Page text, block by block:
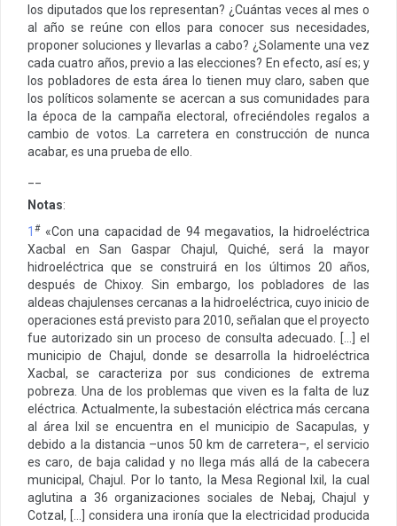
los diputados que los representan? ¿Cuántas veces al mes o
al año se reúne con ellos para conocer sus necesidades,
proponer soluciones y llevarlas a cabo? ¿Solamente una vez
cada cuatro años, previo a las elecciones? En efecto, así es; y
los pobladores de esta área lo tienen muy claro, saben que
los políticos solamente se acercan a sus comunidades para
la época de la campaña electoral, ofreciéndoles regalos a
cambio de votos. La carretera en construcción de nunca
acabar, es una prueba de ello.
Notas:
1 #«Con una capacidad de 94 megavatios, la hidroeléctrica
Xacbal en San Gaspar Chajul, Quiché, será la mayor
hidroeléctrica que se construirá en los últimos 20 años,
después de Chixoy. Sin embargo, los pobladores de las
aldeas chajulenses cercanas a la hidroeléctrica, cuyo inicio de
operaciones está previsto para 2010, señalan que el proyecto
fue autorizado sin un proceso de consulta adecuado.
[…] el
municipio de Chajul, donde se desarrolla la hidroeléctrica
Xacbal, se caracteriza por sus condiciones de extrema
pobreza. Una de los problemas que viven es la falta de luz
eléctrica. Actualmente, la subestación eléctrica más cercana
al área Ixil se encuentra en el municipio de Sacapulas, y
debido a la distancia –unos 50 km de carretera–, el servicio
es caro, de baja calidad y no llega más allá de la cabecera
municipal, Chajul. Por lo tanto, la Mesa Regional Ixil, la cual
aglutina a 36 organizaciones sociales de Nebaj, Chajul y
Cotzal, […] considera una ironía que la electricidad producida